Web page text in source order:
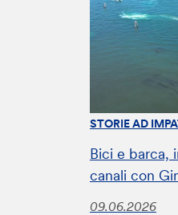
STORIE AD
Bici e barca,
canali con
09.06.2026